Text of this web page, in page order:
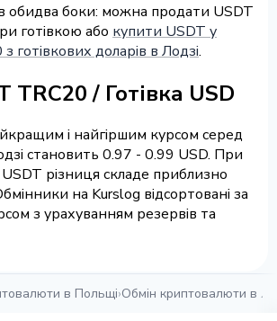
обидва боки: можна продати USDT
готівкою або купити USDT у
готівкових доларів в Лодзі.
TRC20 / Готівка USD
і найгіршим курсом серед
становить 0.97 - 0.99 USD. При
різниця складе приблизно
на Kurslog відсортовані за
з урахуванням резервів та
в Польщі›Обмін криптовалюти в